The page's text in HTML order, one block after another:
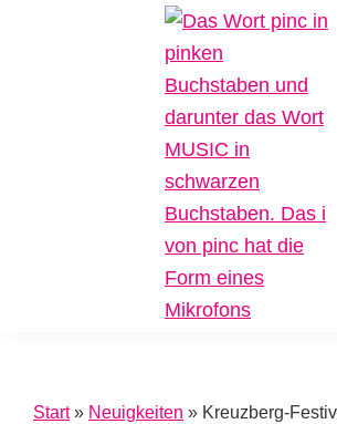
Inklusive
Start» Neuigkeiten » Kreuzberg-